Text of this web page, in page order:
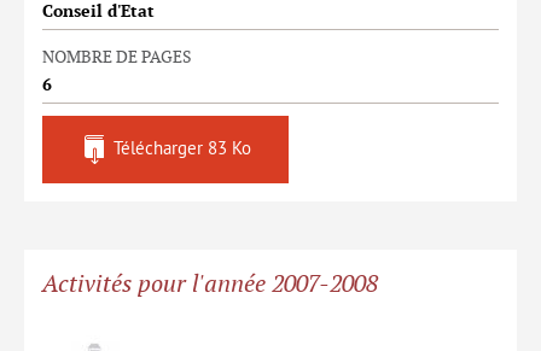
Conseil d'Etat
NOMBRE DE PAGES
6
Télécharger 83 Ko
Activités pour l'année 2007-2008